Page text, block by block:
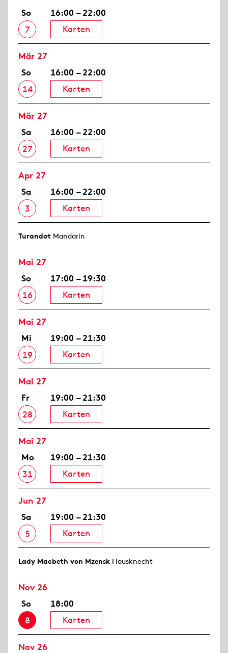
So
7
16:00 – 22:00
Karten
Mär 27
So
14
16:00 – 22:00
Karten
Mär 27
Sa
27
16:00 – 22:00
Karten
Apr 27
Sa
3
16:00 – 22:00
Karten
Turandot Mandarin
Mai 27
So
16
17:00 – 19:30
Karten
Mai 27
Mi
19
19:00 – 21:30
Karten
Mai 27
Fr
28
19:00 – 21:30
Karten
Mai 27
Mo
31
19:00 – 21:30
Karten
Jun 27
Sa
5
19:00 – 21:30
Karten
Lady Macbeth von Mzensk Hausknecht
Nov 26
So
8
18:00
Karten
Nov 26